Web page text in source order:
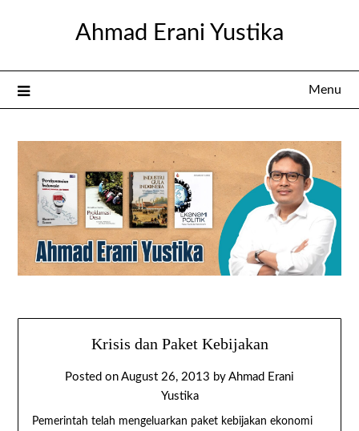
Ahmad Erani Yustika
Menu
Krisis dan Paket Kebijakan
Posted on August 26, 2013 by Ahmad Erani
Yustika
Pemerintah telah mengeluarkan paket kebijakan ekonomi